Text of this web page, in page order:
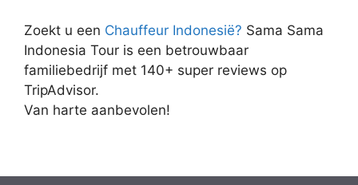
Zoekt u een Chauffeur Indonesië? Sama Sama
Indonesia Tour is een betrouwbaar
familiebedrijf met 140+ super reviews op
TripAdvisor.
Van harte aanbevolen!